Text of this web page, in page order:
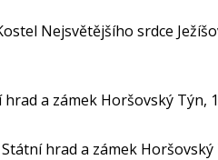
Nejsvětějšího srdce
a zámek Horšovský Týn,
hrad a zámek Horšovský